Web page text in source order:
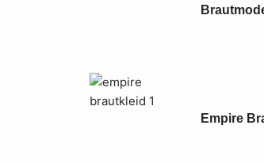
Empire